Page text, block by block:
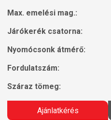
Max. emelési mag.:
Járókerék csatorna:
Nyomócsonk átmérő:
Fordulatszám:
Száraz tömeg:
Ajánlatkérés